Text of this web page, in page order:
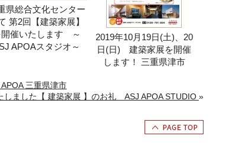
県総合文化センター
第2回【建築家展】
開催いたします ～
APOAスタジオ～
2019年10月19日(土)、20
日(日) 建築家展を開催
します！ 三重県津市
三重県津市
しました【 建築家展 】のお礼 ASJ APOA STUDIO »